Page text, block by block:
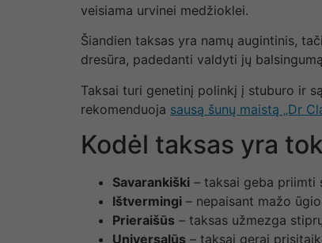
veisiama urvinei medžioklei.
Šiandien taksas yra namų augintinis,
dresūra, padedanti valdyti jų
Taksai turi genetinį polinkį į stuburo ir
rekomenduoja sausą šunų maistą „Dr
Kodėl taksas yra
Savarankiški – taksai geba priimti
Ištvermingi – nepaisant mažo
Prieraišūs – taksas užmezga
Universalūs – taksai gerai